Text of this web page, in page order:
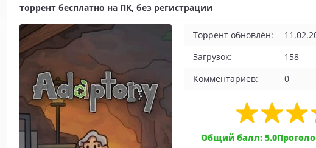
торрент бесплатно на ПК, без регистрации
Торрент обновлён:
Загрузок:
158
Комментариев:
0
Общий балл: 5.0